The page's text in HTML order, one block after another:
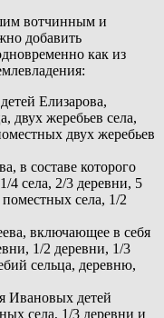
вотчинным и
добавить
как из
Елизарова,
двух жеребьев села,
двух жеребьев
в составе которого
4 села, 2/3 деревни, 5
села, 1/2
включающее в себя
1/2 деревни, 1/3
сельца, деревню,
Ивановых детей
села, 1/3 деревни и